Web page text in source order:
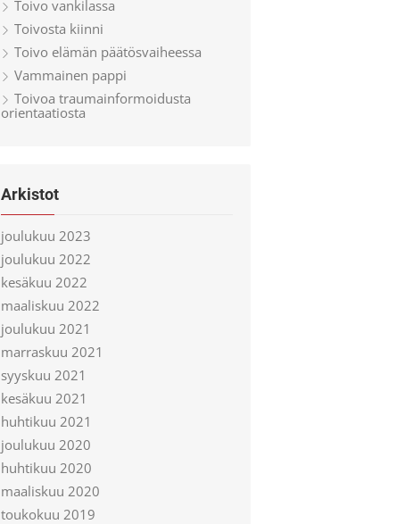
Toivo vankilassa
Toivosta kiinni
Toivo elämän päätösvaiheessa
Vammainen pappi
Toivoa traumainformoidusta
orientaatiosta
Arkistot
joulukuu 2023
joulukuu 2022
kesäkuu 2022
maaliskuu 2022
joulukuu 2021
marraskuu 2021
syyskuu 2021
kesäkuu 2021
huhtikuu 2021
joulukuu 2020
huhtikuu 2020
maaliskuu 2020
toukokuu 2019